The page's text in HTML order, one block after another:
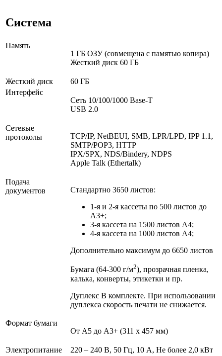
Система
Память
1 ГБ ОЗУ (совмещена с памятью копира)
Жесткий диск 60 ГБ
Жесткий диск
60 ГБ
Интерфейс
Сеть 10/100/1000 Base-T
USB 2.0
Сетевые
протоколы
TCP/IP, NetBEUI, SMB, LPR/LPD, IPP 1.1,
SMTP/POP3, HTTP
IPX/SPX, NDS/Bindery, NDPS
Apple Talk (Ethertalk)
Подача
документов
Стандартно 3650 листов:
1-я и 2-я кассеты по 500 листов до
A3+;
3-я кассета на 1500 листов A4;
4-я кассета на 1000 листов A4;
Дополнительно максимум до 6650 листов
Бумага (64-300 г/м2), прозрачная пленка,
калька, конверты, этикетки и пр.
Дуплекс В комплекте. При использовании
дуплекса скорость печати не снижается.
Формат бумаги
От A5 до A3+ (311 x 457 мм)
Электропитание
220 – 240 В, 50 Гц, 10 А, Не более 2,0 кВт